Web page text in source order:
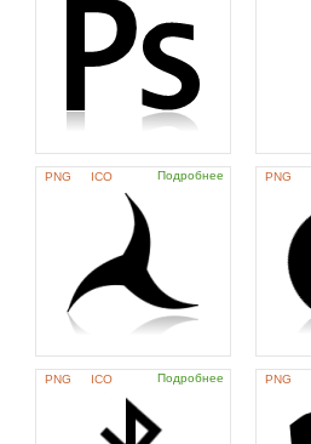
PNG ICO Подробнее PNG
PNG ICO Подробнее PNG